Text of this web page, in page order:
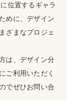
位置するギャラ
めに、デザイン
ざまなプロジェ
は、デザイン分
ご利用いただく
でぜひお問い合